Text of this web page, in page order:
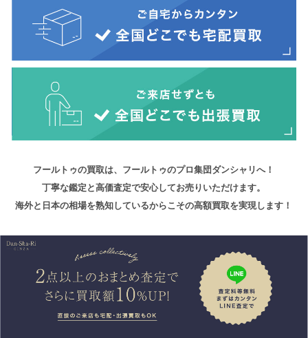
フールトゥの買取は、フールトゥのプロ集団ダンシャリへ！
丁寧な鑑定と高価査定で安心してお売りいただけます。
海外と日本の相場を熟知しているからこその高額買取を実現します！